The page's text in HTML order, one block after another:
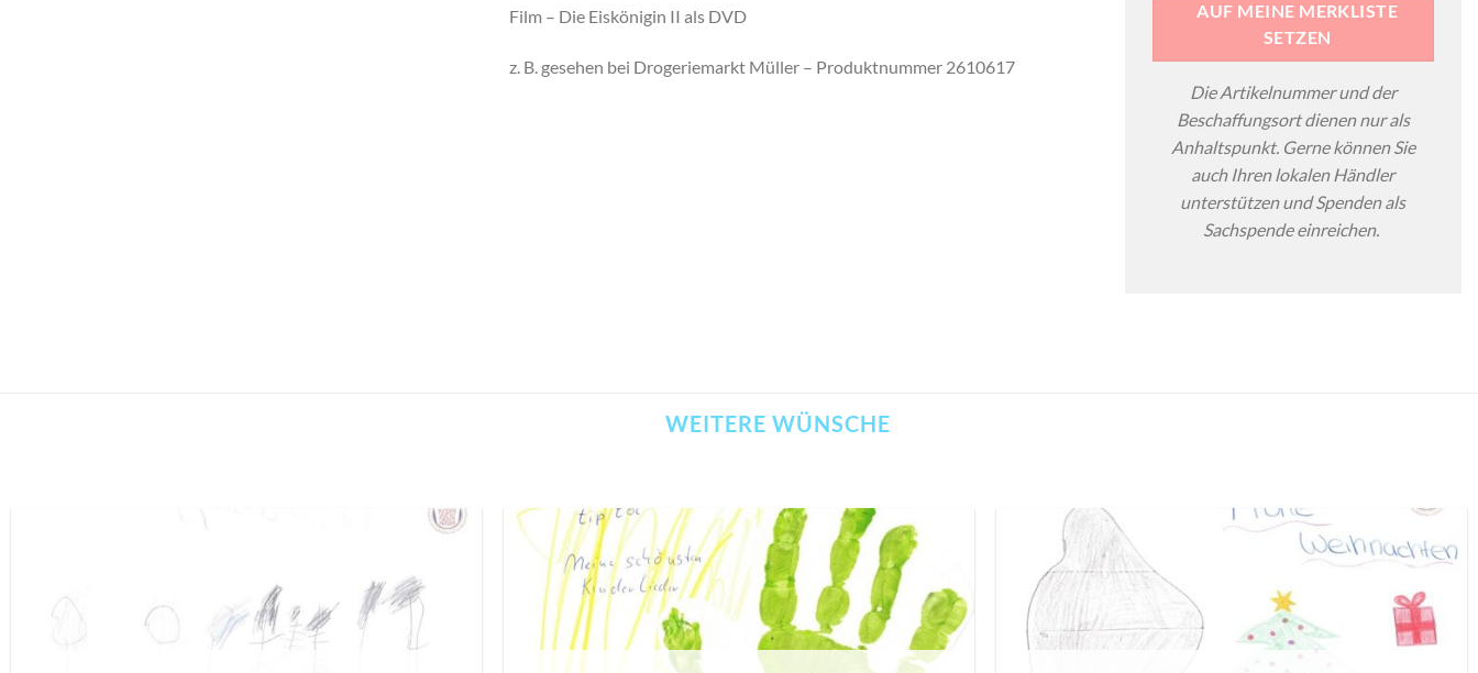
Film – Die Eiskönigin II als DVD
z. B. gesehen bei Drogeriemarkt Müller – Produktnummer 2610617
AUF MEINE MERKLISTE
SETZEN
Die Artikelnummer und der
Beschaffungsort dienen nur als
Anhaltspunkt. Gerne können Sie
auch Ihren lokalen Händler
unterstützen und Spenden als
Sachspende einreichen.
WEITERE WÜNSCHE
MERKLISTE
SETZEN
AUF MEINE
MERKLISTE
SETZEN
AUF MEINE
MERKLISTE
SETZEN